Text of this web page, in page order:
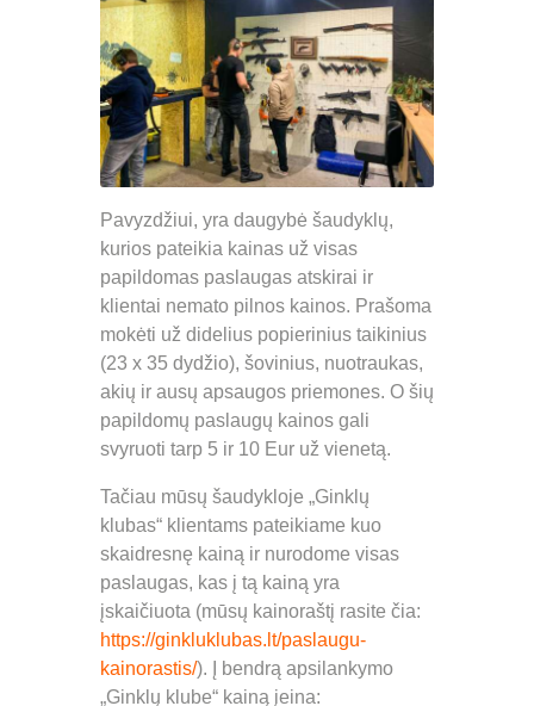
Pavyzdžiui, yra daugybė šaudyklų,
kurios pateikia kainas už visas
papildomas paslaugas atskirai ir
klientai nemato pilnos kainos. Prašoma
mokėti už didelius popierinius taikinius
(23 x 35 dydžio), šovinius, nuotraukas,
akių ir ausų apsaugos priemones. O šių
papildomų paslaugų kainos gali
svyruoti tarp 5 ir 10 Eur už vienetą.
Tačiau mūsų šaudykloje „Ginklų
klubas“ klientams pateikiame kuo
skaidresnę kainą ir nurodome visas
paslaugas, kas į tą kainą yra
įskaičiuota (mūsų kainoraštį rasite čia:
https://ginkluklubas.lt/paslaugu-
kainorastis/). Į bendrą apsilankymo
„Ginklų klube“ kainą įeina: